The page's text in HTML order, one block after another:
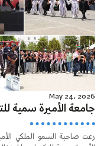
May 24, 2026
جامعة الأميرة سمية
رعت صاحبة السمو الملكي